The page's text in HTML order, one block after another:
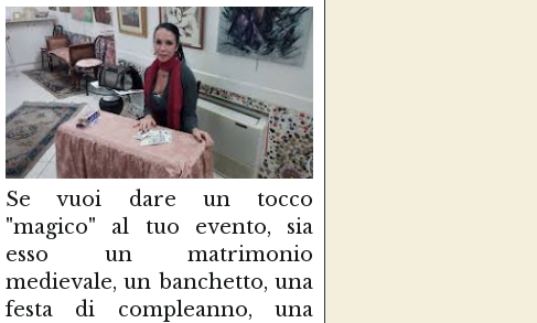
Se vuoi dare un tocco
"magico" al tuo evento, sia
esso un matrimonio
medievale, un banchetto, una
festa di compleanno, una